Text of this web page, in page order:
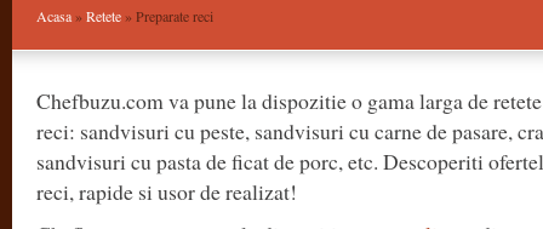
Acasa»Retete» Preparate reci
Chefbuzu.com va pune la dispozitie o gama larga de
reci: sandvisuri cu peste, sandvisuri cu carne de pasare,
sandvisuri cu pasta de ficat de porc, etc. Descoperiti
reci, rapide si usor de realizat!